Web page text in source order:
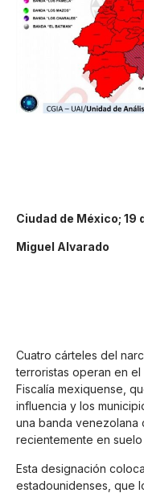
Ciudad de México; 19
Miguel Alvarado
Cuatro cárteles del
terroristas operan en
Fiscalía mexiquense,
influencia y los
una banda
recientemente en
Esta designación
estadounidenses, que